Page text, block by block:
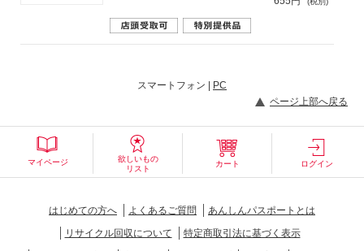
スマートフォン |
PC
ページ上部へ戻る
マイページ
欲しいもの
リスト
カート ログイン
はじめての方へ よくあるご質問
あんしんパスポートとは
リサイクル回収について
特定商取引法に基づく表示